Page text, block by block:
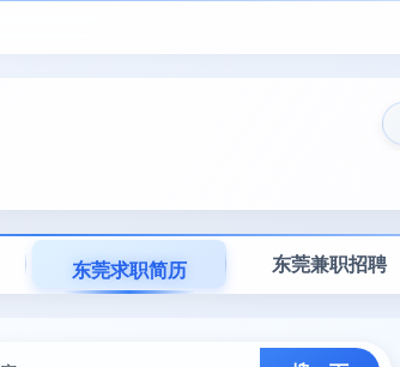
东莞求职简历 东莞兼职招聘